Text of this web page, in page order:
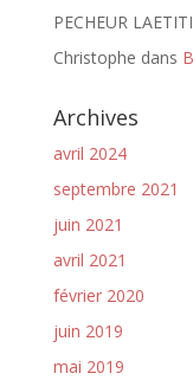
PECHEUR
Christophe dans
Archives
avril 2024
septembre 2021
juin 2021
avril 2021
février 2020
juin 2019
mai 2019